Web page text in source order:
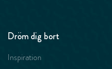
Dröm dig bort
Inspiration